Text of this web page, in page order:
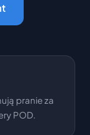
pranie za
POD.